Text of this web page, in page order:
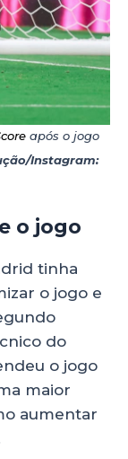
após o jogo
Instagram:
o jogo
tinha
o jogo e
do
o jogo
maior
aumentar